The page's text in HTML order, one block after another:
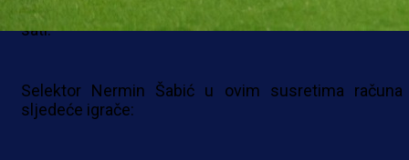
Mečevi su na programu 19. maja u 17:00 i 21.5. u
sati.
Selektor Nermin Šabić u ovim susretima računa
sljedeće igrače: